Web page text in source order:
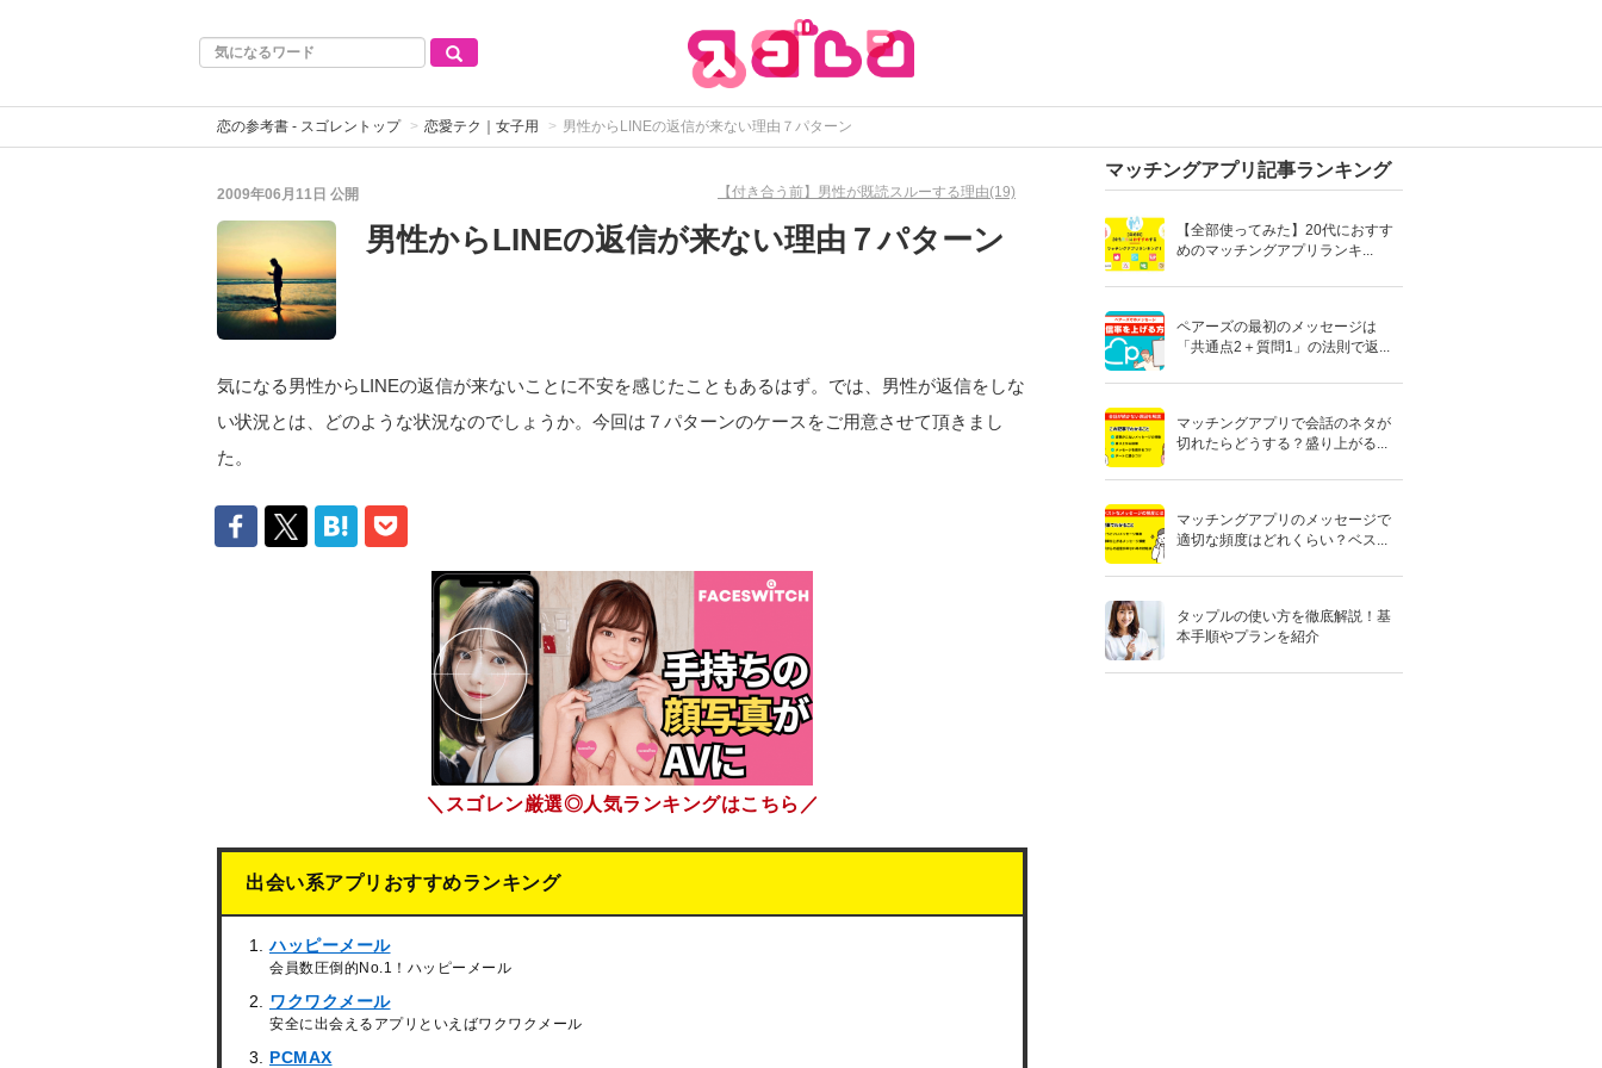
恋の参考書 - スゴレントップ 恋愛テク｜女子用 男性からLINEの返信が来ない理由７パターン
2009年06月11日 公開 【付き合う前】男性が既読スルーする理由(19)
男性からLINEの返信が来ない理由７パターン
気になる男性からLINEの返信が来ないことに不安を感じたこともあるはず。では、男性が返信をしな
い状況とは、どのような状況なのでしょうか。今回は７パターンのケースをご用意させて頂きまし
た。
＼スゴレン厳選◎人気ランキングはこちら／
出会い系アプリおすすめランキング
ハッピーメール
会員数圧倒的No.1！ハッピーメール
ワクワクメール
安全に出会えるアプリといえばワクワクメール
PCMAX
マッチングアプリ記事ランキング
【全部使ってみた】20代におすす
めのマッチングアプリランキ...
ペアーズの最初のメッセージは
「共通点2＋質問1」の法則で返...
マッチングアプリで会話のネタが
切れたらどうする？盛り上がる...
マッチングアプリのメッセージで
適切な頻度はどれくらい？ベス...
タップルの使い方を徹底解説！基
本手順やプランを紹介